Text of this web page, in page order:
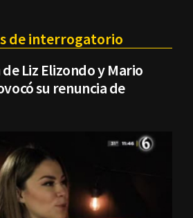
de interrogatorio
de Liz Elizondo y Mario
su renuncia de